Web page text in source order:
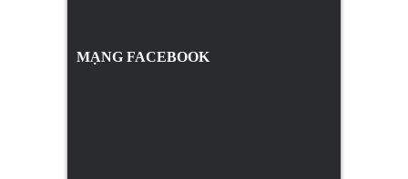
MẠNG FACEBOOK